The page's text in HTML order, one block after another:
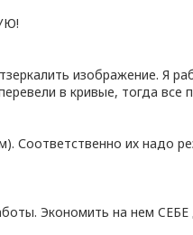
изображение. Я
в кривые, тогда все
Соответственно их надо
Экономить на нем